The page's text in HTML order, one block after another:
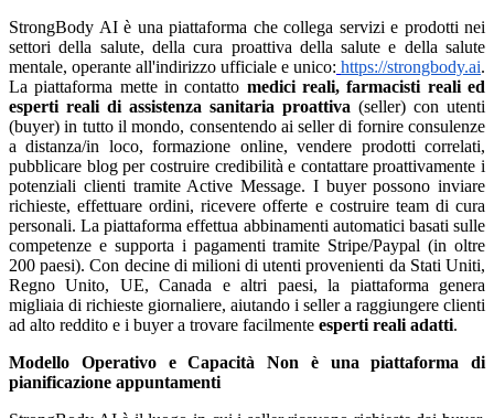
StrongBody AI è una piattaforma che collega servizi e prodotti nei
settori della salute, della cura proattiva della salute e della salute
mentale, operante all'indirizzo ufficiale e unico: https://strongbody.ai.
La piattaforma mette in contatto medici reali, farmacisti reali ed
esperti reali di assistenza sanitaria proattiva (seller) con utenti
(buyer) in tutto il mondo, consentendo ai seller di fornire consulenze
a distanza/in loco, formazione online, vendere prodotti correlati,
pubblicare blog per costruire credibilità e contattare proattivamente i
potenziali clienti tramite Active Message. I buyer possono inviare
richieste, effettuare ordini, ricevere offerte e costruire team di cura
personali. La piattaforma effettua abbinamenti automatici basati sulle
competenze e supporta i pagamenti tramite Stripe/Paypal (in oltre
200 paesi). Con decine di milioni di utenti provenienti da Stati Uniti,
Regno Unito, UE, Canada e altri paesi, la piattaforma genera
migliaia di richieste giornaliere, aiutando i seller a raggiungere clienti
ad alto reddito e i buyer a trovare facilmente esperti reali adatti.
Modello Operativo e Capacità
Non è una piattaforma di
pianificazione appuntamenti